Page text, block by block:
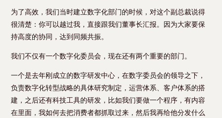
为了高效，我们当时建立数字化部门的时候，对这个副总裁说得
很清楚：你可以越过我，直接跟我们董事长汇报。因为大家要保
持高度的协同，达到同频共振。
我们不仅有一个数字化委员会，现在还有两个重要的部门。
一个是去年刚成立的数字研发中心，在数字委员会的领导之下，
负责数字化转型战略的具体研究制定，运营体系、客户体系的搭
建，之后还有科技工具的研发，比如我们要做一个程序，有内容
在里面，我如何去把消费者都抓取过来，然后我再给他分发什么